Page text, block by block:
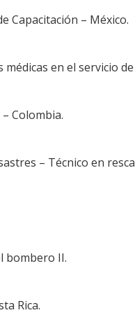
Capacitación – México.
médicas en el servicio
Colombia.
– Técnico en
bombero II.
Rica.